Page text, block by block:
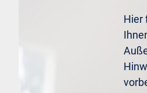
Hier